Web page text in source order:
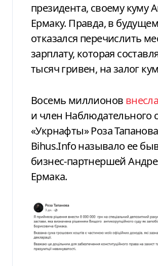
президента, своему куму
Ермаку. Правда, в
отказался перечислить
зарплату, которая
тысяч гривен, на залог
Восемь миллионов внесла
и член Наблюдательного
«Укрнафты» Роза
Bihus.Info называло ее
бизнес-партнершей
Ермака.